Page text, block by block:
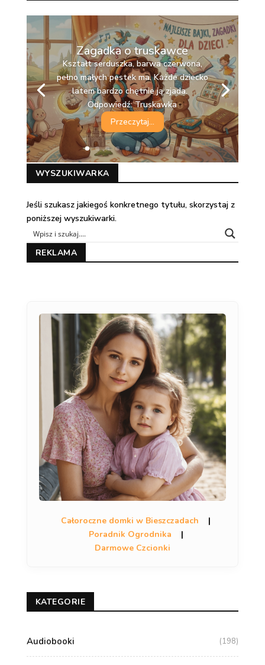
Zagadka o truskawce
Kształt serduszka, barwa czerwona,
pełno małych pestek ma. Każde dziecko
latem bardzo chętnie ją zjada.
Odpowiedź: Truskawka
Przeczytaj...
WYSZUKIWARKA
Jeśli szukasz jakiegoś konkretnego tytułu, skorzystaj z
poniższej wyszukiwarki.
REKLAMA
Całoroczne domki w Bieszczadach
|
Poradnik Ogrodnika
|
Darmowe Czcionki
KATEGORIE
Audiobooki (198)